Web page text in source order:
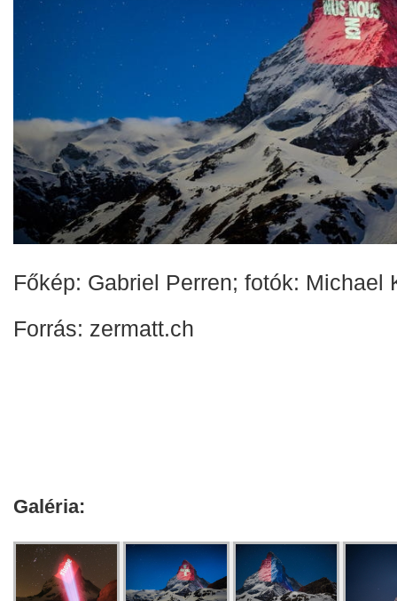
Főkép: Gabriel Perren; fotók: Michael
Forrás: zermatt.ch
Galéria: